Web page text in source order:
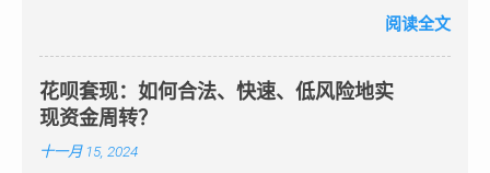
和指导，帮助您找到合适的解决方案。 5. 还款和管理 在
使用花呗进行消费或提现后，及时还款非常重要。支付宝
会提供还款提醒和选项，使您能够按时偿还花呗的欠
款。...
蚁花呗的出现，为消费者带来了诸多便利： 提供了短期
的资金融通，方便消费者进行消费。 有助于建立良好的
信用记录。 总之，蚂蚁花呗在消费金融市场中发挥着重
要作用，为消费者提供了更多的支付选择和消费便利。但
在使用过程中，消费者也应理性消费，按时还款，以维护
良好的信用。 以上内容仅供参考，具体的开通和使用方
（10000*0.8%=80）。然而，需要注意的是，花呗的手续
政策而有所变化。 此外，如果是淘宝卖家使用花呗收
款，手续费可能会略高一些。商家需要向支付宝支付订单
金额的 1%作为手续费，即 10000 元要缴纳手续费 100 元
（10000*1%=100）。 还需注意的是，花呗的额度是根据
阅读全文
花呗套现：如何合法、快速、低风险地实
现资金周转？
十一月 15, 2024